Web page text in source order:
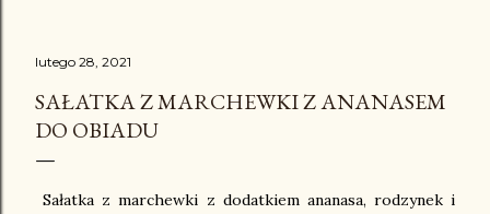
lutego 28, 2021
SAŁATKA Z MARCHEWKI Z ANANASEM
DO OBIADU
Sałatka z marchewki z dodatkiem ananasa, rodzynek i